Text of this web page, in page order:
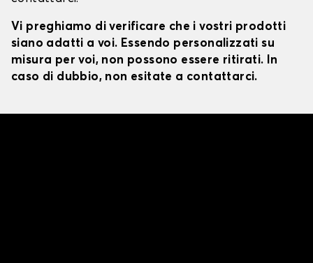
Vi preghiamo di verificare che i vostri prodotti
siano adatti a voi. Essendo personalizzati su
misura per voi, non possono essere ritirati. In
caso di dubbio, non esitate a contattarci.